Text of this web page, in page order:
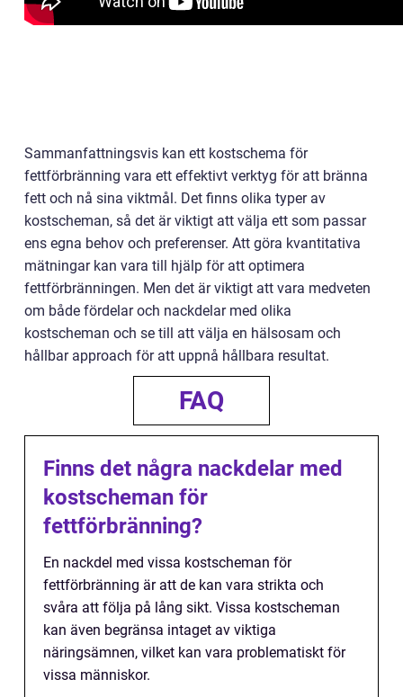
Sammanfattningsvis kan ett kostschema för
fettförbränning vara ett effektivt verktyg för att bränna
fett och nå sina viktmål. Det finns olika typer av
kostscheman, så det är viktigt att välja ett som passar
ens egna behov och preferenser. Att göra kvantitativa
mätningar kan vara till hjälp för att optimera
fettförbränningen. Men det är viktigt att vara medveten
om både fördelar och nackdelar med olika
kostscheman och se till att välja en hälsosam och
hållbar approach för att uppnå hållbara resultat.
FAQ
Finns det några nackdelar med
kostscheman för
fettförbränning?
En nackdel med vissa kostscheman för
fettförbränning är att de kan vara strikta och
svåra att följa på lång sikt. Vissa kostscheman
kan även begränsa intaget av viktiga
näringsämnen, vilket kan vara problematiskt för
vissa människor.